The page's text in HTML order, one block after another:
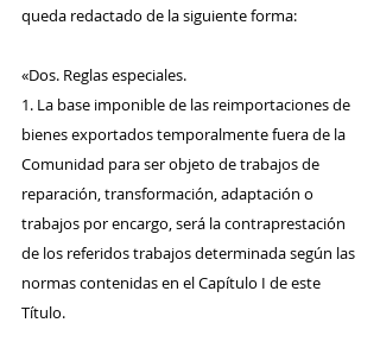
queda redactado de la siguiente forma:
«Dos. Reglas especiales.
1. La base imponible de las reimportaciones de
bienes exportados temporalmente fuera de la
Comunidad para ser objeto de trabajos de
reparación, transformación, adaptación o
trabajos por encargo, será la contraprestación
de los referidos trabajos determinada según las
normas contenidas en el Capítulo I de este
Título.